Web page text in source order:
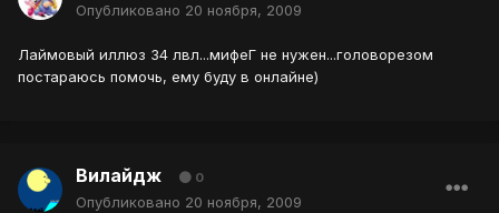
Опубликовано 20 ноября, 2009
Лаймовый иллюз 34 лвл...мифеГ не нужен...головорезом
постараюсь помочь, ему буду в онлайне)
Вилайдж 0
Опубликовано 20 ноября, 2009